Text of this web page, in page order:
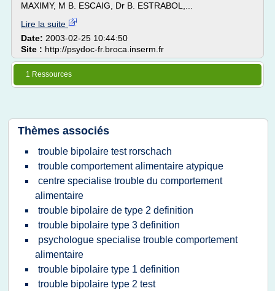
MAXIMY, M B. ESCAIG, Dr B. ESTRABOL,...
Lire la suite
Date: 2003-02-25 10:44:50
Site : http://psydoc-fr.broca.inserm.fr
1 Ressources
Thèmes associés
trouble bipolaire test rorschach
trouble comportement alimentaire atypique
centre specialise trouble du comportement
alimentaire
trouble bipolaire de type 2 definition
trouble bipolaire type 3 definition
psychologue specialise trouble comportement
alimentaire
trouble bipolaire type 1 definition
trouble bipolaire type 2 test